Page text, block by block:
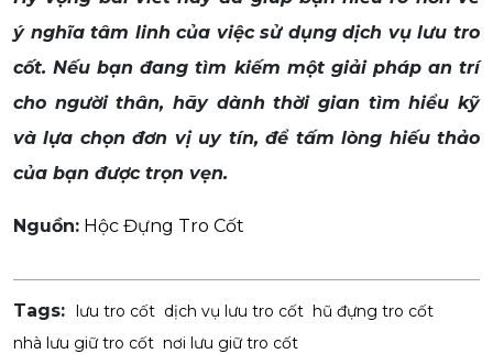
ý nghĩa tâm linh của việc sử dụng dịch vụ lưu tro
cốt. Nếu bạn đang tìm kiếm một giải pháp an trí
cho người thân, hãy dành thời gian tìm hiểu kỹ
và lựa chọn đơn vị uy tín, để tấm lòng hiếu thảo
của bạn được trọn vẹn.
Nguồn: Hộc Đựng Tro Cốt
Tags: lưu tro cốt dịch vụ lưu tro cốt hũ đựng tro cốt
nhà lưu giữ tro cốt nơi lưu giữ tro cốt